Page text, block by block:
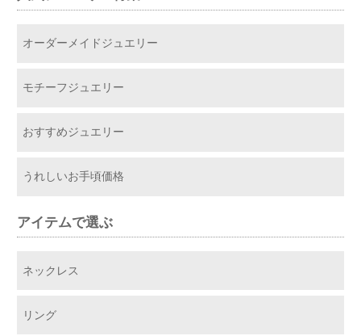
オーダーメイドジュエリー
モチーフジュエリー
おすすめジュエリー
うれしいお手頃価格
アイテムで選ぶ
ネックレス
リング